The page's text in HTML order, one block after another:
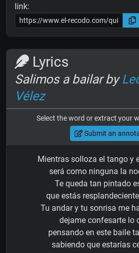
link:
Lyrics
Salimos a bailar by
Vélez
Select the word or extract your
Submit an
Mientras solloza el tango y
será como ninguna la
Te queda tan pintado
que estás
Tu andar y tu sonrisa me
dejame confesarte lo
pensando en este baile
sabiendo que estarías